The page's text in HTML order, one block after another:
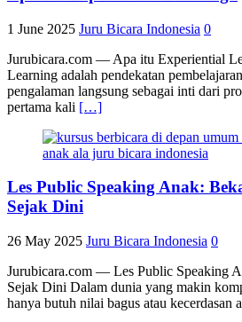
1 June 2025 Juru Bicara Indonesia 0
Jurubicara.com — Apa itu Experiential
Learning adalah pendekatan
pengalaman langsung sebagai inti dari
pertama kali […]
Les Public Speaking Anak:
Sejak Dini
26 May 2025 Juru Bicara Indonesia 0
Jurubicara.com — Les Public Speaking
Sejak Dini Dalam dunia yang makin
hanya butuh nilai bagus atau kecerdasan